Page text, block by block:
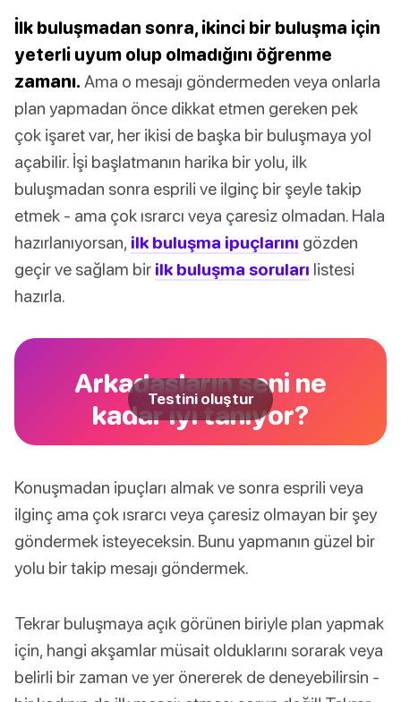
İlk buluşmadan sonra, ikinci bir buluşma için
yeterli uyum olup olmadığını öğrenme
zamanı. Ama o mesajı göndermeden veya onlarla
plan yapmadan önce dikkat etmen gereken pek
çok işaret var, her ikisi de başka bir buluşmaya yol
açabilir. İşi başlatmanın harika bir yolu, ilk
buluşmadan sonra esprili ve ilginç bir şeyle takip
etmek - ama çok ısrarcı veya çaresiz olmadan. Hala
hazırlanıyorsan, ilk buluşma ipuçlarını gözden
geçir ve sağlam bir ilk buluşma soruları listesi
hazırla.
Arkadaşların seni ne
kadar iyi tanıyor?
Testini oluştur
Konuşmadan ipuçları almak ve sonra esprili veya
ilginç ama çok ısrarcı veya çaresiz olmayan bir şey
göndermek isteyeceksin. Bunu yapmanın güzel bir
yolu bir takip mesajı göndermek.
Tekrar buluşmaya açık görünen biriyle plan yapmak
için, hangi akşamlar müsait olduklarını sorarak veya
belirli bir zaman ve yer önererek de deneyebilirsin -